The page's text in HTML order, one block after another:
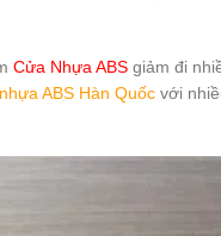
Cửa Nhựa ABS giảm đi
ABS Hàn Quốc với